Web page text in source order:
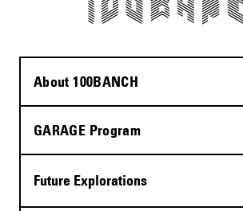
About 100BANCH
GARAGE Program
Future Explorations